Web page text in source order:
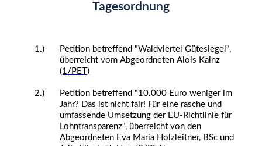
Tagesordnung
1.)
Petition betreffend "Waldviertel Gütesiegel",
überreicht vom Abgeordneten Alois Kainz
(1/PET)
2.)
Petition betreffend "10.000 Euro weniger im
Jahr? Das ist nicht fair! Für eine rasche und
umfassende Umsetzung der EU-Richtlinie für
Lohntransparenz", überreicht von den
Abgeordneten Eva Maria Holzleitner, BSc und